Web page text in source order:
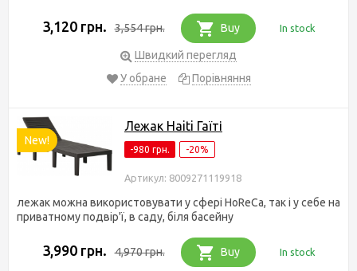
3,120 грн. 3,554 грн. Buy In stock
Швидкий перегляд
У обране
Порівняння
New!
Лежак Haiti Гаїті
-980 грн. -20%
Артикул: 8009271119918
лежак можна використовувати у сфері HoReCa, так і у себе на
приватному подвір'ї, в саду, біля басейну
3,990 грн. 4,970 грн. Buy In stock